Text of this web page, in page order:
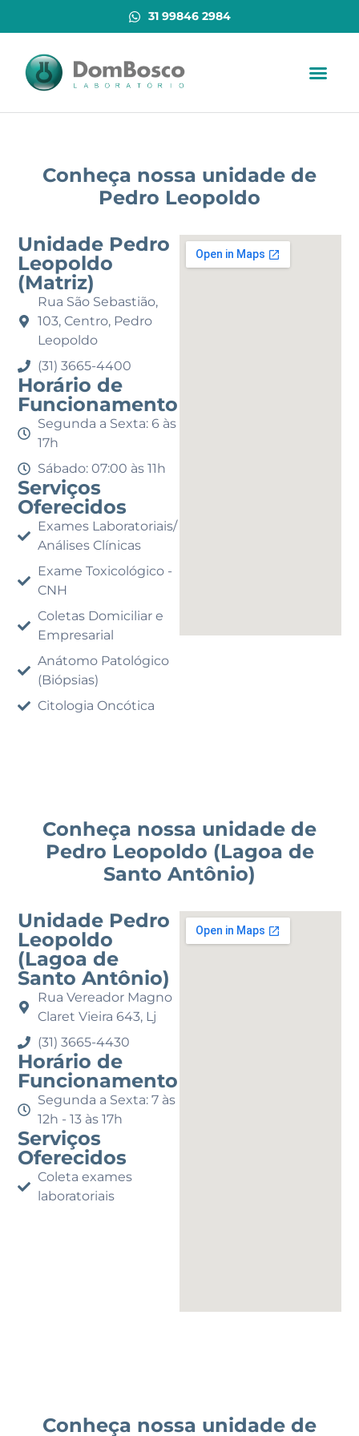
31 99846 2984
Conheça nossa unidade de
Pedro Leopoldo
Unidade Pedro
Leopoldo
(Matriz)
Rua São Sebastião,
103, Centro, Pedro
Leopoldo
(31) 3665-4400
Horário de
Funcionamento
Segunda a Sexta: 6 às
17h
Sábado: 07:00 às 11h
Serviços
Oferecidos
Exames Laboratoriais/
Análises Clínicas
Exame Toxicológico -
CNH
Coletas Domiciliar e
Empresarial
Anátomo Patológico
(Biópsias)
Citologia Oncótica
Conheça nossa unidade de
Pedro Leopoldo (Lagoa de
Santo Antônio)
Unidade Pedro
Leopoldo
(Lagoa de
Santo Antônio)
Rua Vereador Magno
Claret Vieira 643, Lj
(31) 3665-4430
Horário de
Funcionamento
Segunda a Sexta: 7 às
12h - 13 às 17h
Serviços
Oferecidos
Coleta exames
laboratoriais
Conheça nossa unidade de